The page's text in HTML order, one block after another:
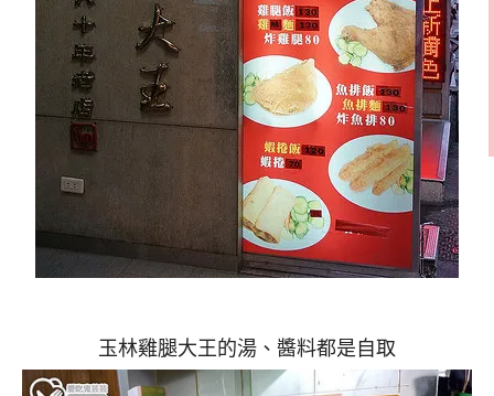
玉林雞腿大王的湯、醬料都是自取